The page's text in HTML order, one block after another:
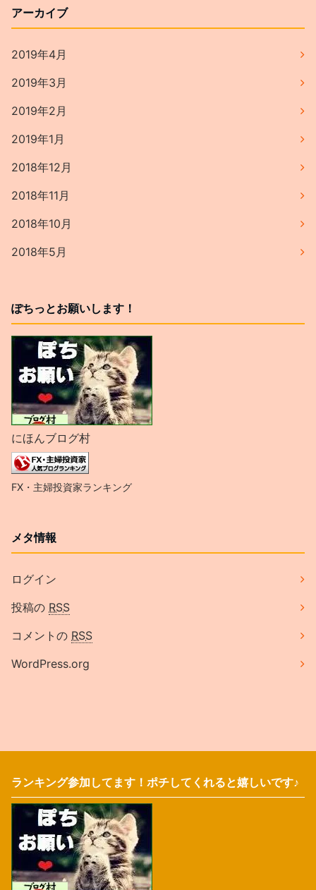
アーカイブ
2019年4月
2019年3月
2019年2月
2019年1月
2018年12月
2018年11月
2018年10月
2018年5月
ぽちっとお願いします！
にほんブログ村
FX・主婦投資家ランキング
メタ情報
ログイン
投稿の RSS
コメントの RSS
WordPress.org
ランキング参加してます！ポチしてくれると嬉しいです♪